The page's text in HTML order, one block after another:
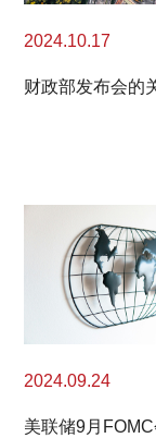
2024.10.17
财政部发布会的
2024.09.24
美联储9月